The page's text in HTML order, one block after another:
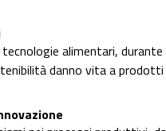
alimentari, durante
danno vita a prodotti